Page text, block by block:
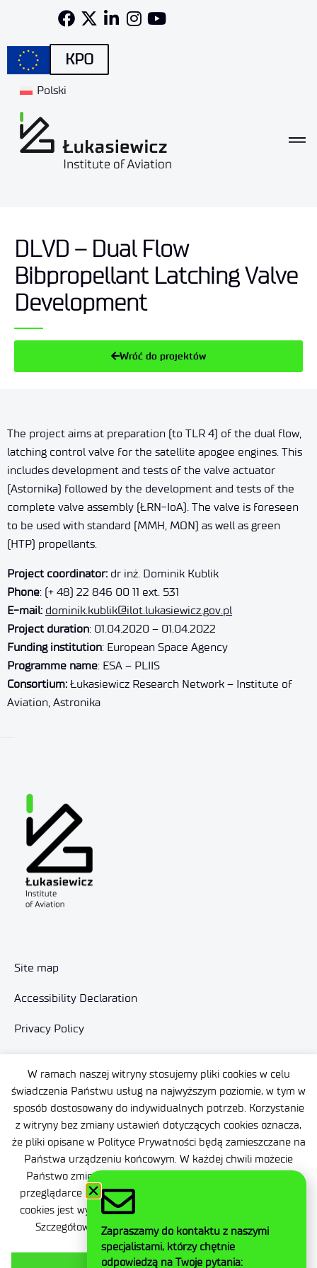
W ramach naszej witryny stosujemy pliki cookies w celu
świadczenia Państwu usług na najwyższym poziomie, w tym w
sposób dostosowany do indywidualnych potrzeb. Korzystanie
z witryny bez zmiany ustawień dotyczących cookies oznacza,
że pliki opisane w Polityce Prywatności będą zamieszczane na
Państwa urządzeniu końcowym. W każdej chwili możecie
Państwo zmienić ustawienia dotyczące plików cookies w
przeglądarce internetowej. Akceptacja niezbędnych plików
cookies jest wymagana do prawidłowego działania witryny.
Szczegółowe informacje znajdą Państwo w zakładce
POLITYKA PRYWATNOŚCI.
KPO
Polski
DLVD – Dual Flow
Bibpropellant Latching Valve
Development
Wróć do projektów
The project aims at preparation (to TLR 4) of the dual flow,
latching control valve for the satellite apogee engines. This
includes development and tests of the valve actuator
(Astornika) followed by the development and tests of the
complete valve assembly (ŁRN-IoA). The valve is foreseen
to be used with standard (MMH, MON) as well as green
(HTP) propellants.
Project coordinator: dr inż. Dominik Kublik
Phone: (+ 48) 22 846 00 11 ext. 531
E-mail: dominik.kublik@ilot.lukasiewicz.gov.pl
Project duration: 01.04.2020 – 01.04.2022
Funding institution: European Space Agency
Programme name: ESA – PLIIS
Consortium: Łukasiewicz Research Network – Institute of
Aviation, Astronika
Site map
Accessibility Declaration
Privacy Policy
General delivery conditions
Contact
Facebook
Twitter
Zapraszamy do kontaktu z naszymi
specjalistami, którzy chętnie
odpowiedzą na Twoje pytania: